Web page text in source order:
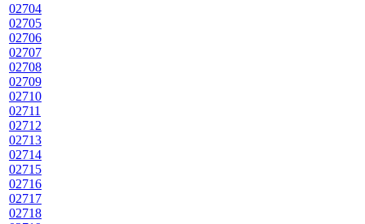
02704
02705
02706
02707
02708
02709
02710
02711
02712
02713
02714
02715
02716
02717
02718